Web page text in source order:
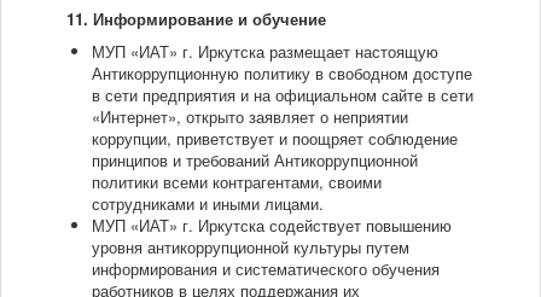
11. Информирование и обучение
МУП «ИАТ» г. Иркутска размещает настоящую
Антикоррупционную политику в свободном доступе
в сети предприятия и на официальном сайте в сети
«Интернет», открыто заявляет о неприятии
коррупции, приветствует и поощряет соблюдение
принципов и требований Антикоррупционной
политики всеми контрагентами, своими
сотрудниками и иными лицами.
МУП «ИАТ» г. Иркутска содействует повышению
уровня антикоррупционной культуры путем
информирования и систематического обучения
работников в целях поддержания их